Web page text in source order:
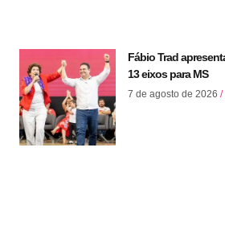
Fábio Trad
13 eixos para MS
7 de agosto de 2026